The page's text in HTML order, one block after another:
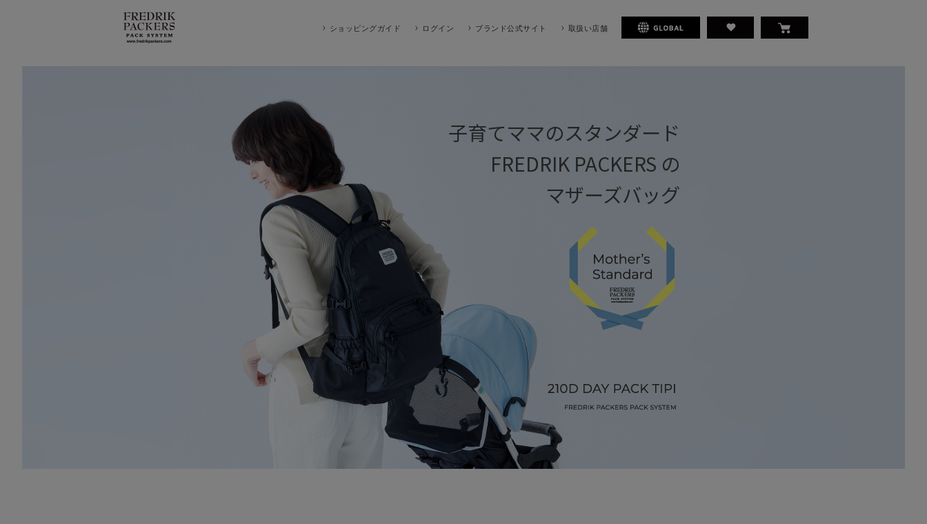
ショッピングガイド ログイン ブランド公式サイト 取扱い店舗
子育てママのスタンダード
FREDRIK PACKERS の
マザーズバッグ